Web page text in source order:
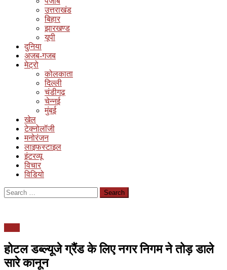
उत्तराखंड
बिहार
झारखण्ड
यूपी
दुनिया
अजब-गजब
मेट्रो
कोलकाता
दिल्ली
चंडीगढ़
चेन्नई
मुंबई
खेल
टेक्नोलॉजी
मनोरंजन
लाइफस्टाइल
इंटरव्यू
विचार
विडियो
Search
for:
होटल डब्ल्यूजे ग्रैंड के लिए नगर निगम ने तोड़ डाले
सारे कानून